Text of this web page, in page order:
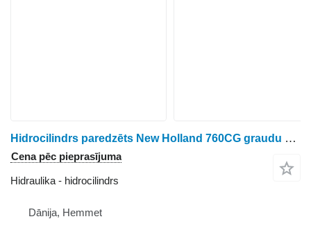
Hidrocilindrs paredzēts New Holland 760CG graudu hedera
Cena pēc pieprasījuma
Hidraulika - hidrocilindrs
Dānija, Hemmet